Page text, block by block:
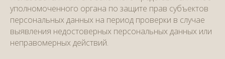
уполномоченного органа по защите прав субъектов
персональных данных на период проверки в случае
выявления недостоверных персональных данных или
неправомерных действий.